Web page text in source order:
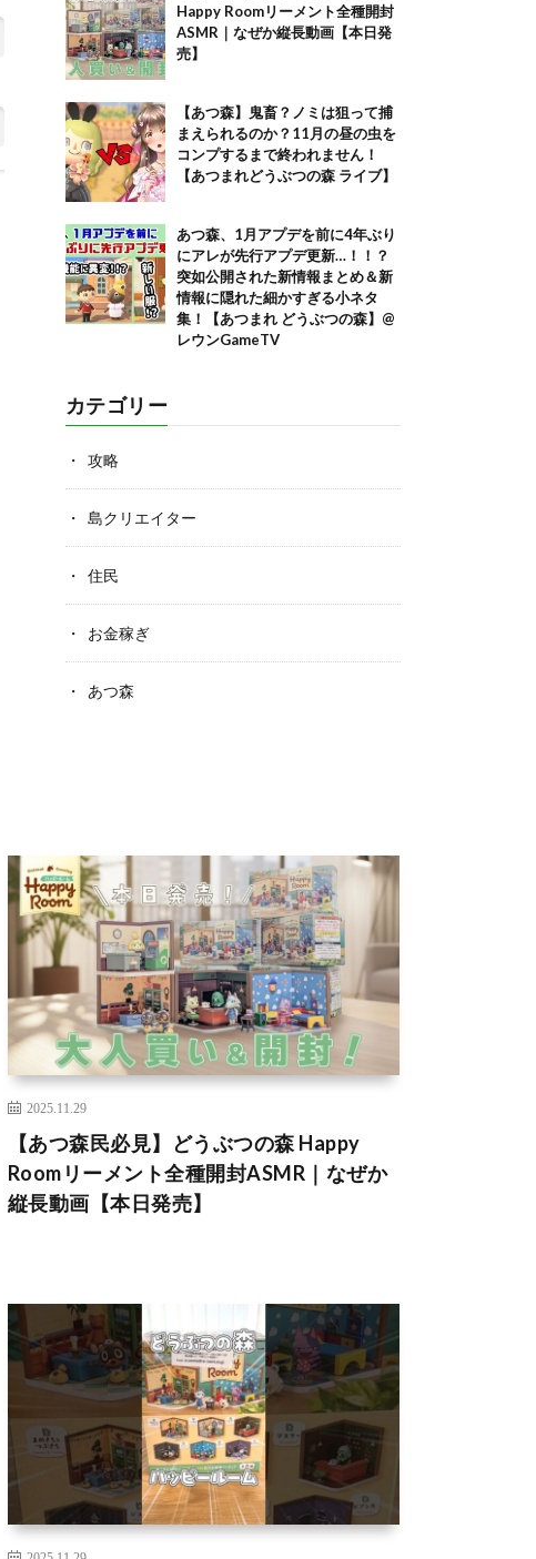
Happy Roomリーメント全種開封
ASMR｜なぜか縦長動画【本日発
売】
【あつ森】鬼畜？ノミは狙って捕
まえられるのか？11月の昼の虫を
コンプするまで終われません！
【あつまれどうぶつの森 ライブ】
あつ森、1月アプデを前に4年ぶり
にアレが先行アプデ更新…！！？
突如公開された新情報まとめ＆新
情報に隠れた細かすぎる小ネタ
集！【あつまれ どうぶつの森】@
レウンGameTV
カテゴリー
攻略
島クリエイター
住民
お金稼ぎ
あつ森
2025.11.29
【あつ森民必見】どうぶつの森 Happy
Roomリーメント全種開封ASMR｜なぜか
縦長動画【本日発売】